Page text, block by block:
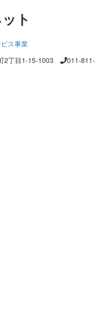
ト
2丁目1-15-1003
011-811-